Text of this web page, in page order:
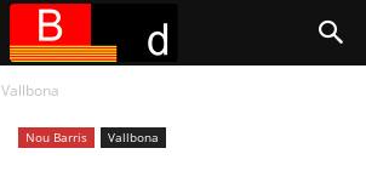
Vallbona
Nou Barris Vallbona